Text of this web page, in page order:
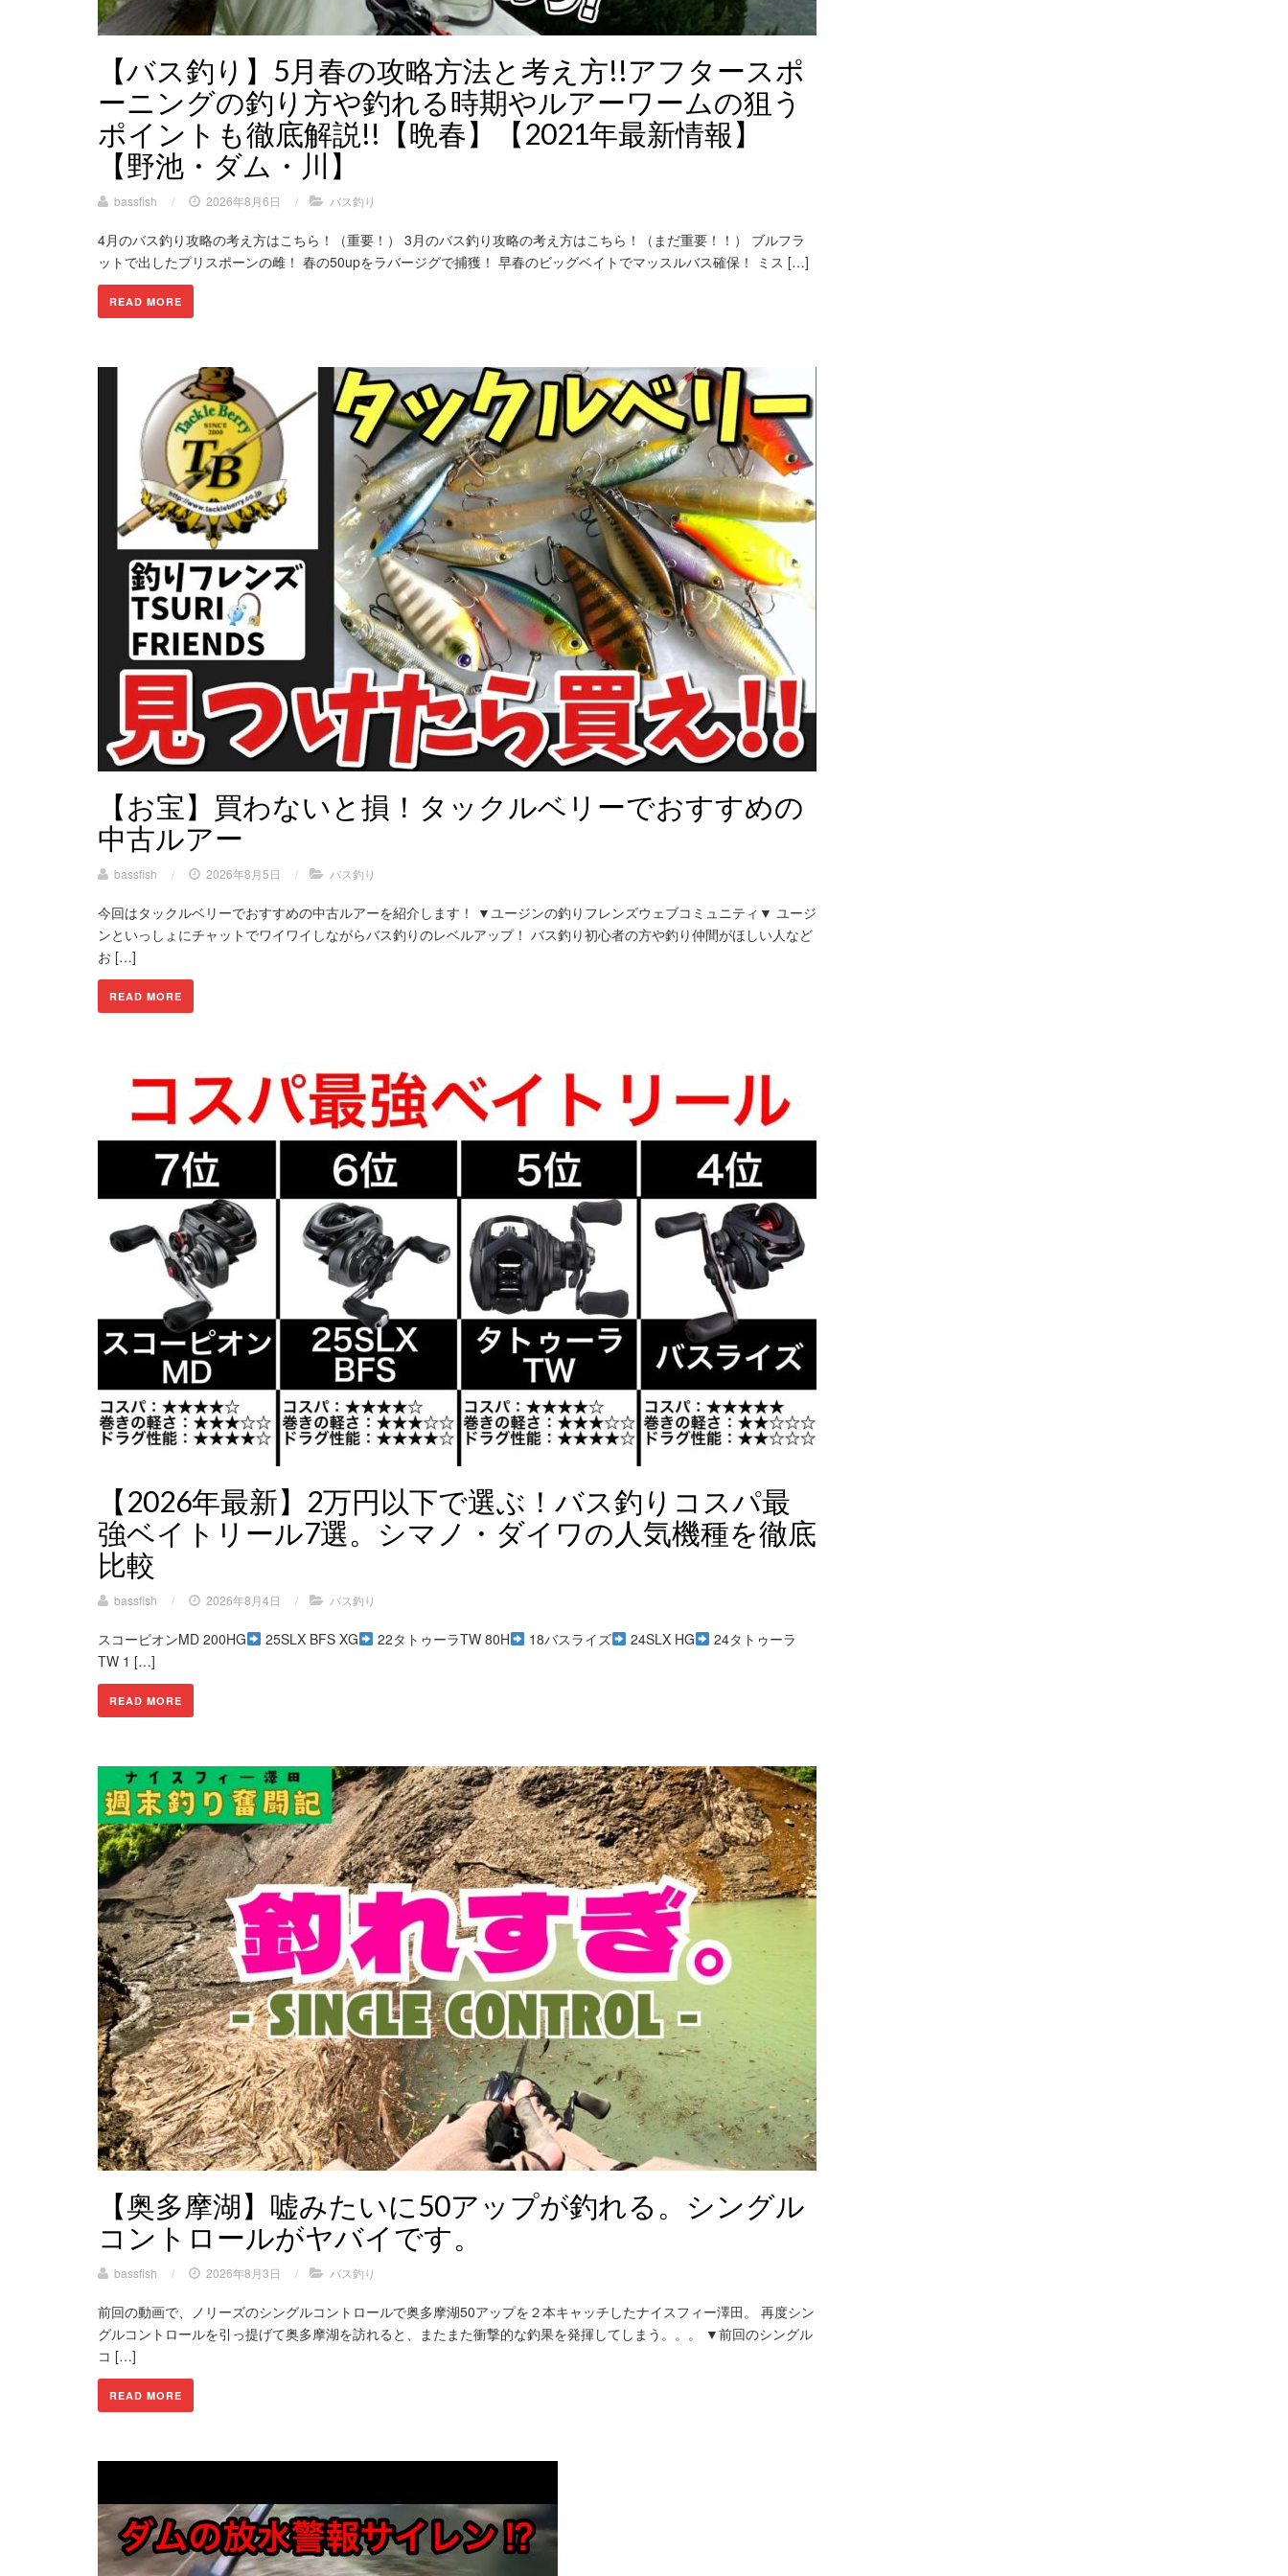
【バス釣り】5月春の攻略方法と考え方!!アフタースポ
ーニングの釣り方や釣れる時期やルアーワームの狙う
ポイントも徹底解説!!【晩春】【2021年最新情報】
【野池・ダム・川】
bassfish / 2026年8月6日 / バス釣り
4月のバス釣り攻略の考え方はこちら！（重要！） 3月のバス釣り攻略の考え方はこちら！（まだ重要！！） ブルフラ
ットで出したプリスポーンの雌！ 春の50upをラバージグで捕獲！ 早春のビッグベイトでマッスルバス確保！ ミス […]
READ MORE
【お宝】買わないと損！タックルベリーでおすすめの
中古ルアー
bassfish / 2026年8月5日 / バス釣り
今回はタックルベリーでおすすめの中古ルアーを紹介します！ ▼ユージンの釣りフレンズウェブコミュニティ▼ ユージ
ンといっしょにチャットでワイワイしながらバス釣りのレベルアップ！ バス釣り初心者の方や釣り仲間がほしい人など
お […]
READ MORE
【2026年最新】2万円以下で選ぶ！バス釣りコスパ最
強ベイトリール7選。シマノ・ダイワの人気機種を徹底
比較
bassfish / 2026年8月4日 / バス釣り
スコーピオンMD 200HG 25SLX BFS XG 22タトゥーラTW 80H 18バスライズ 24SLX HG
24タトゥーラ
TW 1 […]
READ MORE
【奥多摩湖】嘘みたいに50アップが釣れる。シングル
コントロールがヤバイです。
bassfish / 2026年8月3日 / バス釣り
前回の動画で、ノリーズのシングルコントロールで奥多摩湖50アップを２本キャッチしたナイスフィー澤田。 再度シン
グルコントロールを引っ提げて奥多摩湖を訪れると、またまた衝撃的な釣果を発揮してしまう。。。 ▼前回のシングル
コ […]
READ MORE